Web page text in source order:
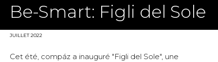
Be-Smart: Figli del Sole
JUILLET 2022
Cet été, compáz a inauguré "Figli del Sole", une